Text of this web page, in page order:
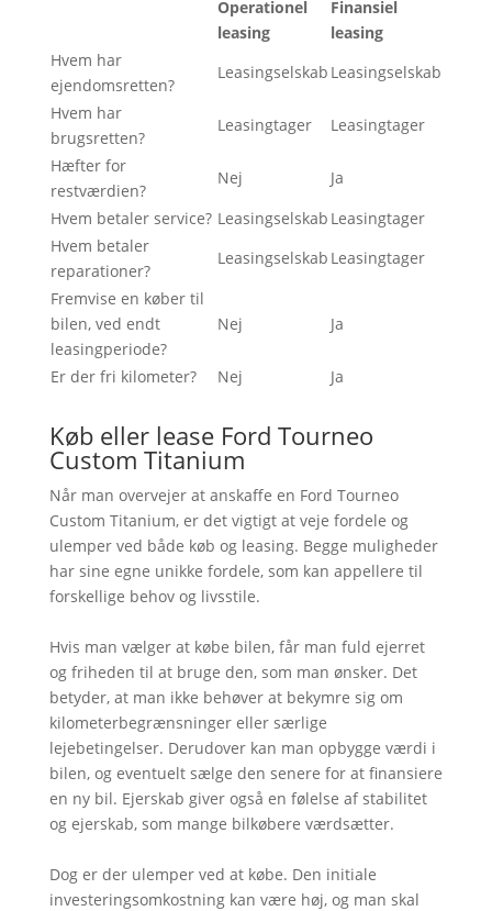
Operationel
leasing
Finansiel
leasing
Hvem har
ejendomsretten?
Leasingselskab Leasingselskab
Hvem har
brugsretten?
Leasingtager
Leasingtager
Hæfter for
restværdien?
Nej
Ja
Hvem betaler service? Leasingselskab Leasingtager
Hvem betaler
reparationer?
Leasingselskab Leasingtager
Fremvise en køber til
bilen, ved endt
leasingperiode?
Nej Ja
Er der fri kilometer? Nej Ja
Køb eller lease Ford Tourneo
Custom Titanium
Når man overvejer at anskaffe en Ford Tourneo
Custom Titanium, er det vigtigt at veje fordele og
ulemper ved både køb og leasing. Begge muligheder
har sine egne unikke fordele, som kan appellere til
forskellige behov og livsstile.
Hvis man vælger at købe bilen, får man fuld ejerret
og friheden til at bruge den, som man ønsker. Det
betyder, at man ikke behøver at bekymre sig om
kilometerbegrænsninger eller særlige
lejebetingelser. Derudover kan man opbygge værdi i
bilen, og eventuelt sælge den senere for at finansiere
en ny bil. Ejerskab giver også en følelse af stabilitet
og ejerskab, som mange bilkøbere værdsætter.
Dog er der ulemper ved at købe. Den initiale
investeringsomkostning kan være høj, og man skal